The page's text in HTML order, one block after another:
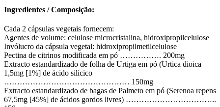
Ingredientes / Composição:
Cada 2 cápsulas vegetais fornecem:
Agentes de volume: celulose microcristalina, hidroxipropilcelulose
Invólucro da cápsula vegetal: hidroxipropilmetilcelulose
Pectina de citrinos modificada em pó ……………. 200mg
Extracto estandardizado de folha de Urtiga em pó (Urtica dioica
1,5mg [1%] de ácido silícico
………………………………………… 150mg
Extracto estandardizado de bagas de Palmeto em pó (Serenoa repens
67,5mg [45%] de ácidos gordos livres) ……………………………..